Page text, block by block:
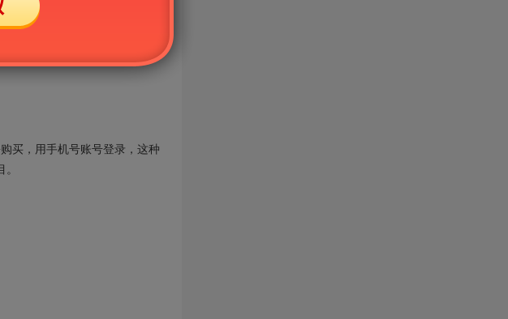
习网及旗下网站登录即可使
使用（同一时间同一个账号只
买，用手机号账号登录，这种